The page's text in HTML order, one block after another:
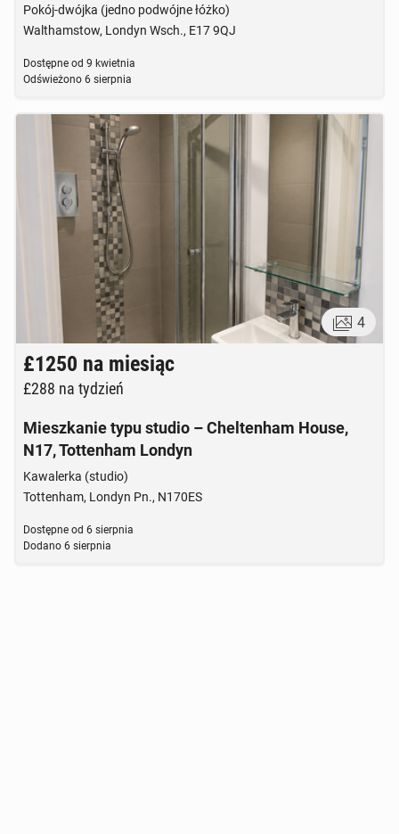
Pokój-dwójka (jedno podwójne łóżko)
Walthamstow, Londyn Wsch., E17 9QJ
Dostępne od 9 kwietnia
Odświeżono 6 sierpnia
4
£1250 na miesiąc
£288 na tydzień
Mieszkanie typu studio – Cheltenham House,
N17, Tottenham Londyn
Kawalerka (studio)
Tottenham, Londyn Pn., N170ES
Dostępne od 6 sierpnia
Dodano 6 sierpnia